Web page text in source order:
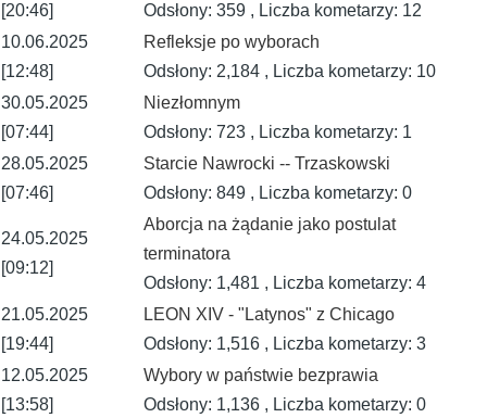
[20:46]
Odsłony: 359 , Liczba kometarzy: 12
10.06.2025
[12:48]
Refleksje po wyborach
Odsłony: 2,184 , Liczba kometarzy: 10
30.05.2025
[07:44]
Niezłomnym
Odsłony: 723 , Liczba kometarzy: 1
28.05.2025
[07:46]
Starcie Nawrocki -- Trzaskowski
Odsłony: 849 , Liczba kometarzy: 0
24.05.2025
[09:12]
Aborcja na żądanie jako postulat
terminatora
Odsłony: 1,481 , Liczba kometarzy: 4
21.05.2025
[19:44]
LEON XIV - "Latynos" z Chicago
Odsłony: 1,516 , Liczba kometarzy: 3
12.05.2025
[13:58]
Wybory w państwie bezprawia
Odsłony: 1,136 , Liczba kometarzy: 0